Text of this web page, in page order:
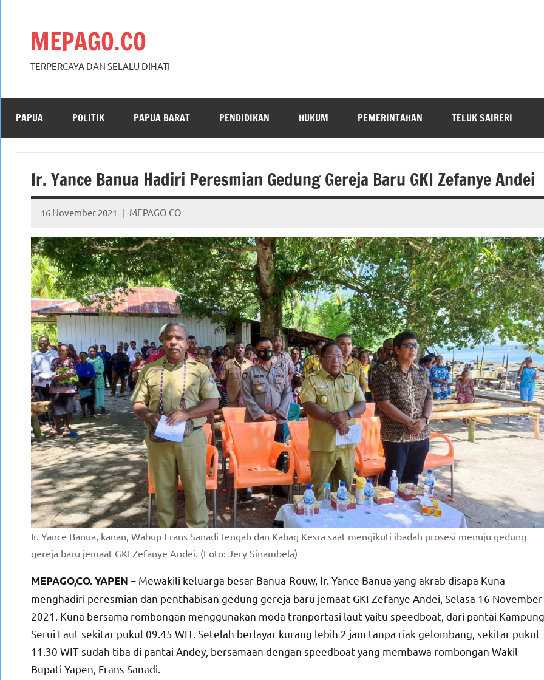
MEPAGO.CO
TERPERCAYA DAN SELALU DIHATI
PAPUA POLITIK PAPUA BARAT PENDIDIKAN HUKUM PEMERINTAHAN TELUK SAIRERI
Ir. Yance Banua Hadiri Peresmian Gedung Gereja Baru GKI Zefanye Andei
16 November 2021 MEPAGO CO
No
comments
Ir. Yance Banua, kanan, Wabup Frans Sanadi tengah dan Kabag Kesra saat mengikuti ibadah prosesi menuju gedung
gereja baru jemaat GKI Zefanye Andei. (Foto: Jery Sinambela)
MEPAGO,CO. YAPEN – Mewakili keluarga besar Banua-Rouw, Ir. Yance Banua yang akrab disapa Kuna
menghadiri peresmian dan penthabisan gedung gereja baru jemaat GKI Zefanye Andei, Selasa 16 November
2021. Kuna bersama rombongan menggunakan moda tranportasi laut yaitu speedboat, dari pantai Kampung
Serui Laut sekitar pukul 09.45 WIT. Setelah berlayar kurang lebih 2 jam tanpa riak gelombang, sekitar pukul
11.30 WIT sudah tiba di pantai Andey, bersamaan dengan speedboat yang membawa rombongan Wakil
Bupati Yapen, Frans Sanadi.